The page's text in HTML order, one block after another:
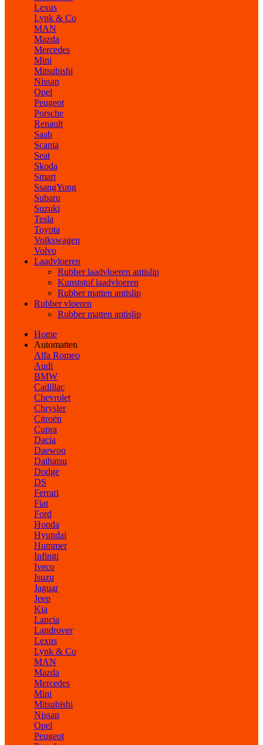
Lexus
Lynk & Co
MAN
Mazda
Mercedes
Mini
Mitsubishi
Nissan
Opel
Peugeot
Porsche
Renault
Saab
Scania
Seat
Skoda
Smart
SsangYong
Subaru
Suzuki
Tesla
Toyota
Volkswagen
Volvo
Laadvloeren
Rubber laadvloeren antislip
Kunststof laadvloeren
Rubber matten antislip
Rubber vloeren
Rubber matten antislip
Home
Automatten
Alfa Romeo
Audi
BMW
Cadillac
Chevrolet
Chrysler
Citroën
Cupra
Dacia
Daewoo
Daihatsu
Dodge
DS
Ferrari
Fiat
Ford
Honda
Hyundai
Hummer
Infiniti
Iveco
Isuzu
Jaguar
Jeep
Kia
Lancia
Landrover
Lexus
Lynk & Co
MAN
Mazda
Mercedes
Mini
Mitsubishi
Nissan
Opel
Peugeot